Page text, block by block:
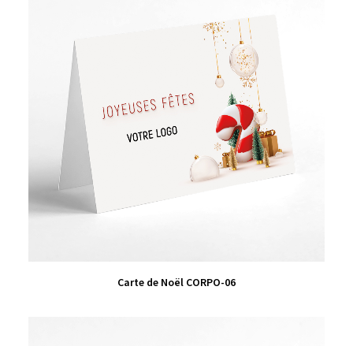
VIEW PRODUCT
Carte de Noël CORPO-06